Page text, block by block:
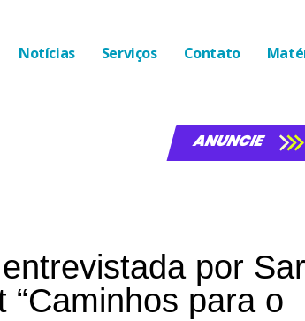
Notícias Serviços Contato
ANUNCIE
por
para o